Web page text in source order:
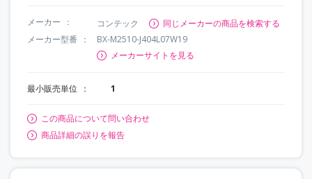
メーカー コンテック
同じメーカーの商品を検索する
メーカー型番
BX-M2510-J404L07W19
メーカーサイトを見る
最小販売単位 1
この商品について問い合わせ
商品詳細の誤りを報告